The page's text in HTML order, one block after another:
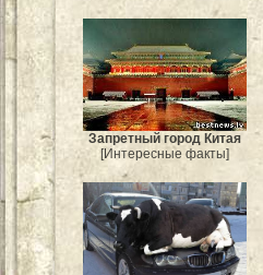
Запретный город Китая
[Интересные факты]